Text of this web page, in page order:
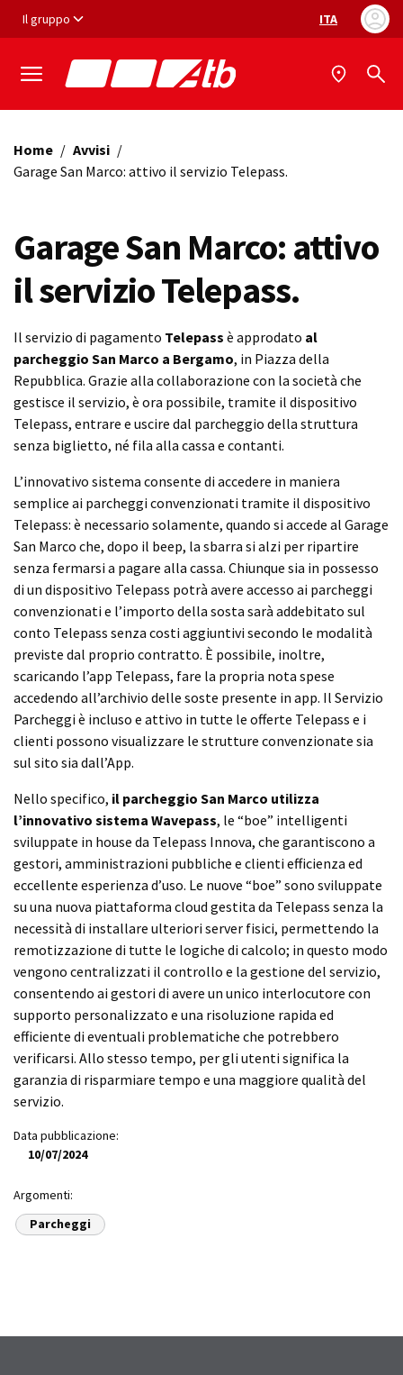
Vai ai contenuti
Vai al footer
Il gruppo Selezione
ITA
Home / Avvisi /
Garage San Marco: attivo il servizio Telepass.
Garage San Marco: attivo
il servizio Telepass.
Il servizio di pagamento Telepass è approdato al
parcheggio San Marco a Bergamo, in Piazza della
Repubblica. Grazie alla collaborazione con la società che
gestisce il servizio, è ora possibile, tramite il dispositivo
Telepass, entrare e uscire dal parcheggio della struttura
senza biglietto, né fila alla cassa e contanti.
L’innovativo sistema consente di accedere in maniera
semplice ai parcheggi convenzionati tramite il dispositivo
Telepass: è necessario solamente, quando si accede al Garage
San Marco che, dopo il beep, la sbarra si alzi per ripartire
senza fermarsi a pagare alla cassa. Chiunque sia in possesso
di un dispositivo Telepass potrà avere accesso ai parcheggi
convenzionati e l’importo della sosta sarà addebitato sul
conto Telepass senza costi aggiuntivi secondo le modalità
previste dal proprio contratto. È possibile, inoltre,
scaricando l’app Telepass, fare la propria nota spese
accedendo all’archivio delle soste presente in app. Il Servizio
Parcheggi è incluso e attivo in tutte le offerte Telepass e i
clienti possono visualizzare le strutture convenzionate sia
sul sito sia dall’App.
Nello specifico, il parcheggio San Marco utilizza
l’innovativo sistema Wavepass, le “boe” intelligenti
sviluppate in house da Telepass Innova, che garantiscono a
gestori, amministrazioni pubbliche e clienti efficienza ed
eccellente esperienza d’uso. Le nuove “boe” sono sviluppate
su una nuova piattaforma cloud gestita da Telepass senza la
necessità di installare ulteriori server fisici, permettendo la
remotizzazione di tutte le logiche di calcolo; in questo modo
vengono centralizzati il controllo e la gestione del servizio,
consentendo ai gestori di avere un unico interlocutore con
supporto personalizzato e una risoluzione rapida ed
efficiente di eventuali problematiche che potrebbero
verificarsi. Allo stesso tempo, per gli utenti significa la
garanzia di risparmiare tempo e una maggiore qualità del
servizio.
Data pubblicazione:
10/07/2024
Argomenti:
Parcheggi